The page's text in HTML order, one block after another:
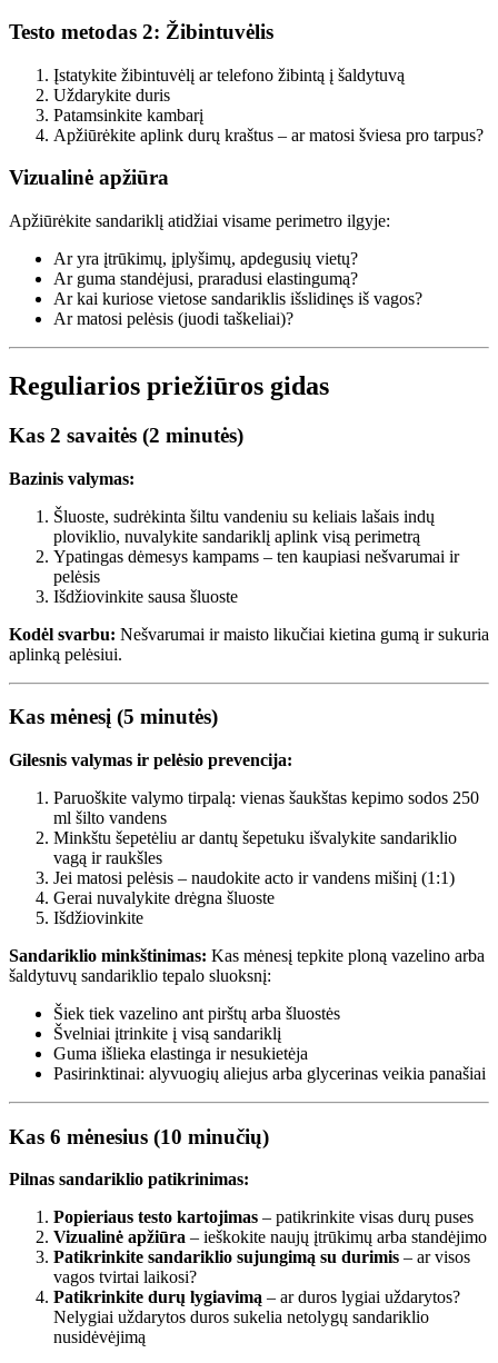
Testo metodas 2: Žibintuvėlis
Įstatykite žibintuvėlį ar telefono žibintą į šaldytuvą
Uždarykite duris
Patamsinkite kambarį
Apžiūrėkite aplink durų kraštus – ar matosi šviesa pro tarpus?
Vizualinė apžiūra
Apžiūrėkite sandariklį atidžiai visame perimetro ilgyje:
Ar yra įtrūkimų, įplyšimų, apdegusių vietų?
Ar guma standėjusi, praradusi elastingumą?
Ar kai kuriose vietose sandariklis išslidinęs iš vagos?
Ar matosi pelėsis (juodi taškeliai)?
Reguliarios priežiūros gidas
Kas 2 savaitės (2 minutės)
Bazinis valymas:
Šluoste, sudrėkinta šiltu vandeniu su keliais lašais indų
ploviklio, nuvalykite sandariklį aplink visą perimetrą
Ypatingas dėmesys kampams – ten kaupiasi nešvarumai ir
pelėsis
Išdžiovinkite sausa šluoste
Kodėl svarbu: Nešvarumai ir maisto likučiai kietina gumą ir sukuria
aplinką pelėsiui.
Kas mėnesį (5 minutės)
Gilesnis valymas ir pelėsio prevencija:
Paruoškite valymo tirpalą: vienas šaukštas kepimo sodos 250
ml šilto vandens
Minkštu šepetėliu ar dantų šepetuku išvalykite sandariklio
vagą ir raukšles
Jei matosi pelėsis – naudokite acto ir vandens mišinį (1:1)
Gerai nuvalykite drėgna šluoste
Išdžiovinkite
Sandariklio minkštinimas: Kas mėnesį tepkite ploną vazelino arba
šaldytuvų sandariklio tepalo sluoksnį:
Šiek tiek vazelino ant pirštų arba šluostės
Švelniai įtrinkite į visą sandariklį
Guma išlieka elastinga ir nesukietėja
Pasirinktinai: alyvuogių aliejus arba glycerinas veikia panašiai
Kas 6 mėnesius (10 minučių)
Pilnas sandariklio patikrinimas:
Popieriaus testo kartojimas – patikrinkite visas durų puses
Vizualinė apžiūra – ieškokite naujų įtrūkimų arba standėjimo
Patikrinkite sandariklio sujungimą su durimis – ar visos
vagos tvirtai laikosi?
Patikrinkite durų lygiavimą – ar duros lygiai uždarytos?
Nelygiai uždarytos duros sukelia netolygų sandariklio
nusidėvėjimą